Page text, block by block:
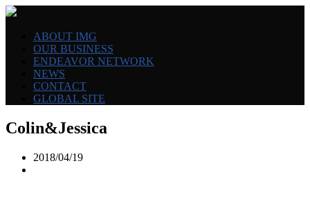
ABOUT IMG
OUR BUSINESS
ENDEAVOR NETWORK
NEWS
CONTACT
GLOBAL SITE
Colin&Jessica
2018/04/19